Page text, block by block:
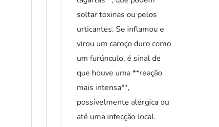
soltar toxinas ou pelos
urticantes. Se inflamou e
virou um caroço duro como
um furúnculo, é sinal de
que houve uma **reação
mais intensa**,
possivelmente alérgica ou
até uma infecção local.